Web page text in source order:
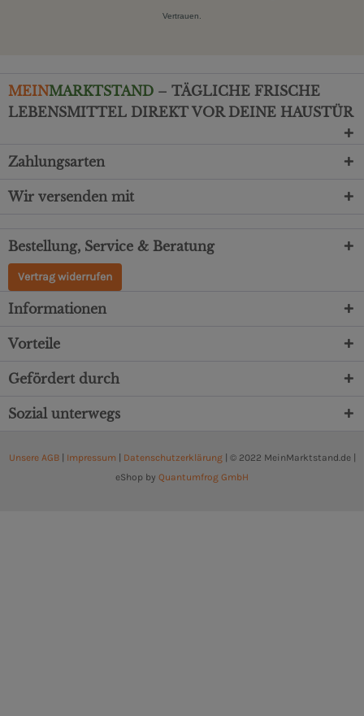
Vertrauen.
MEINMARKTSTAND – TÄGLICHE FRISCHE
LEBENSMITTEL DIREKT VOR DEINE HAUSTÜR
Zahlungsarten
Wir versenden mit
Bestellung, Service & Beratung
Vertrag widerrufen
Informationen
Vorteile
Gefördert durch
Sozial unterwegs
Unsere AGB| Impressum Datenschutzerklärung| © 2022 MeinMarktstand.de |
eShop by Quantumfrog GmbH